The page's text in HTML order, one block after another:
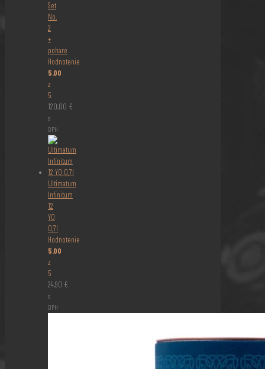
Set
No.
2
+
pohare
Hodnotenie
5.00
z
5
120,00 €
s
DPH
Ultimatum
Infinitum
12
YO
0,7l
Hodnotenie
5.00
z
5
24,90 €
s
DPH